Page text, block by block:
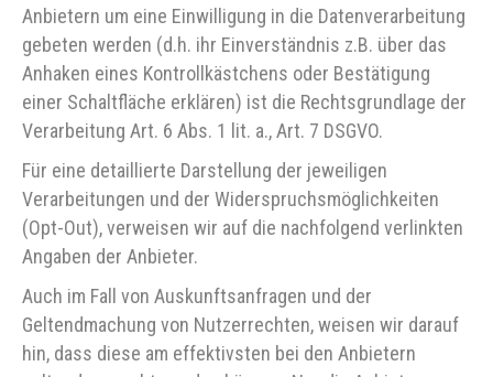
Anbietern um eine Einwilligung in die Datenverarbeitung
gebeten werden (d.h. ihr Einverständnis z.B. über das
Anhaken eines Kontrollkästchens oder Bestätigung
einer Schaltfläche erklären) ist die Rechtsgrundlage der
Verarbeitung Art. 6 Abs. 1 lit. a., Art. 7 DSGVO.
Für eine detaillierte Darstellung der jeweiligen
Verarbeitungen und der Widerspruchsmöglichkeiten
(Opt-Out), verweisen wir auf die nachfolgend verlinkten
Angaben der Anbieter.
Auch im Fall von Auskunftsanfragen und der
Geltendmachung von Nutzerrechten, weisen wir darauf
hin, dass diese am effektivsten bei den Anbietern